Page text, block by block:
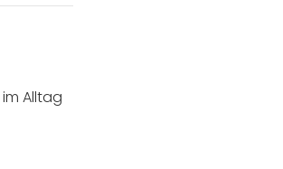
im Alltag